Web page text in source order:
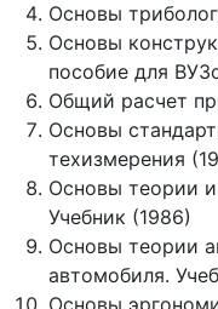
Основы
Основы
пособие для
Общий расчет
Основы
техизмерения
Основы теории
Учебник (1986)
Основы теории
автомобиля.
Основы